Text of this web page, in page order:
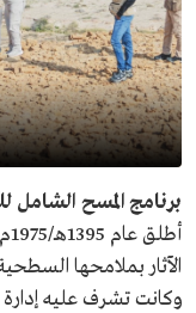
برنامج المسح الشامل
الآثار بملامحها السطحية
وكانت تشرف عليه إدارة